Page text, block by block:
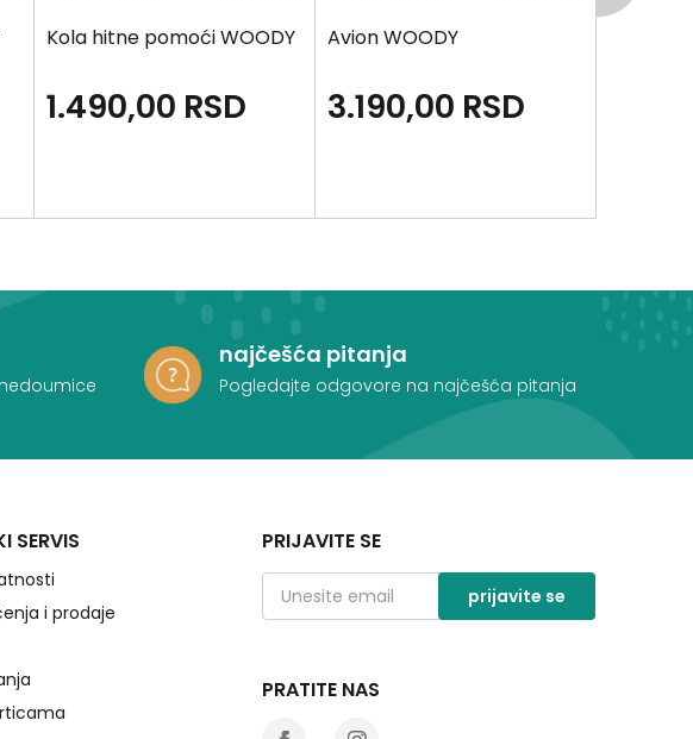
Kola hitne pomoći WOODY
1.490,00 RSD
Avion WOODY
3.190,00 RSD
najčešća pitanja
Pogledajte odgovore na najčešća pitanja
SERVIS
i prodaje
PRIJAVITE SE
prijavite se
PRATITE NAS